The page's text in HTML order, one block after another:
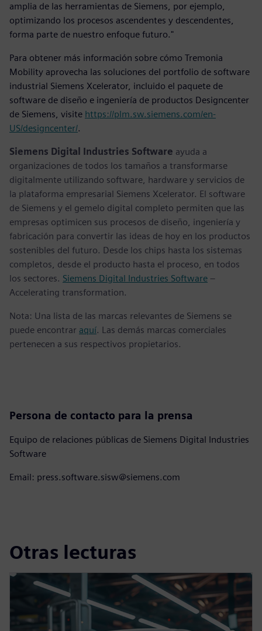
amplia de las herramientas de Siemens, por ejemplo,
optimizando los procesos ascendentes y descendentes,
forma parte de nuestro enfoque futuro."
Para obtener más información sobre cómo Tremonia
Mobility aprovecha las soluciones del portfolio de software
industrial Siemens Xcelerator, incluido el paquete de
software de diseño e ingeniería de productos Designcenter
de Siemens, visite https://plm.sw.siemens.com/en-
US/designcenter/.
Siemens Digital Industries Software ayuda a
organizaciones de todos los tamaños a transformarse
digitalmente utilizando software, hardware y servicios de
la plataforma empresarial Siemens Xcelerator. El software
de Siemens y el gemelo digital completo permiten que las
empresas optimicen sus procesos de diseño, ingeniería y
fabricación para convertir las ideas de hoy en los productos
sostenibles del futuro. Desde los chips hasta los sistemas
completos, desde el producto hasta el proceso, en todos
los sectores. Siemens Digital Industries Software –
Accelerating transformation.
Nota: Una lista de las marcas relevantes de Siemens se
puede encontrar aquí. Las demás marcas comerciales
pertenecen a sus respectivos propietarios.
Persona de contacto para la prensa
Equipo de relaciones públicas de Siemens Digital Industries
Software
Email: press.software.sisw@siemens.com
Otras lecturas